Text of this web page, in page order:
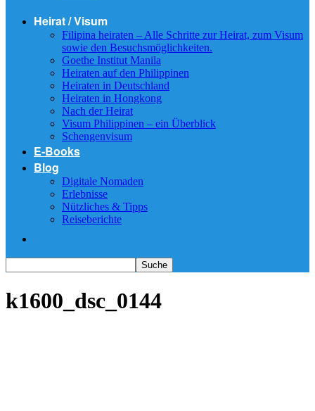
Heirat / Visum
Filipina heiraten – Alle Schritte zur Heirat, zum Visum
sowie den Besuchsmöglichkeiten.
Goethe Institut Manila
Heiraten auf den Philippinen
Heiraten in Deutschland
Heiraten in Hongkong
Nach der Heirat
Visum Philippinen – ein Überblick
Schengenvisum
E-Books
Blog
Digitale Nomaden
Erlebnisse
Nützliches & Tipps
Reiseberichte
k1600_dsc_0144